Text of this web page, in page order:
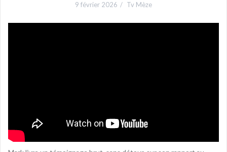
9 février 2026 Tv Mèze